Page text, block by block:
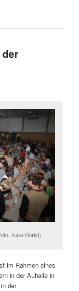
Anke Oertel)
im Rahmen eines
in der Auhalle in
der